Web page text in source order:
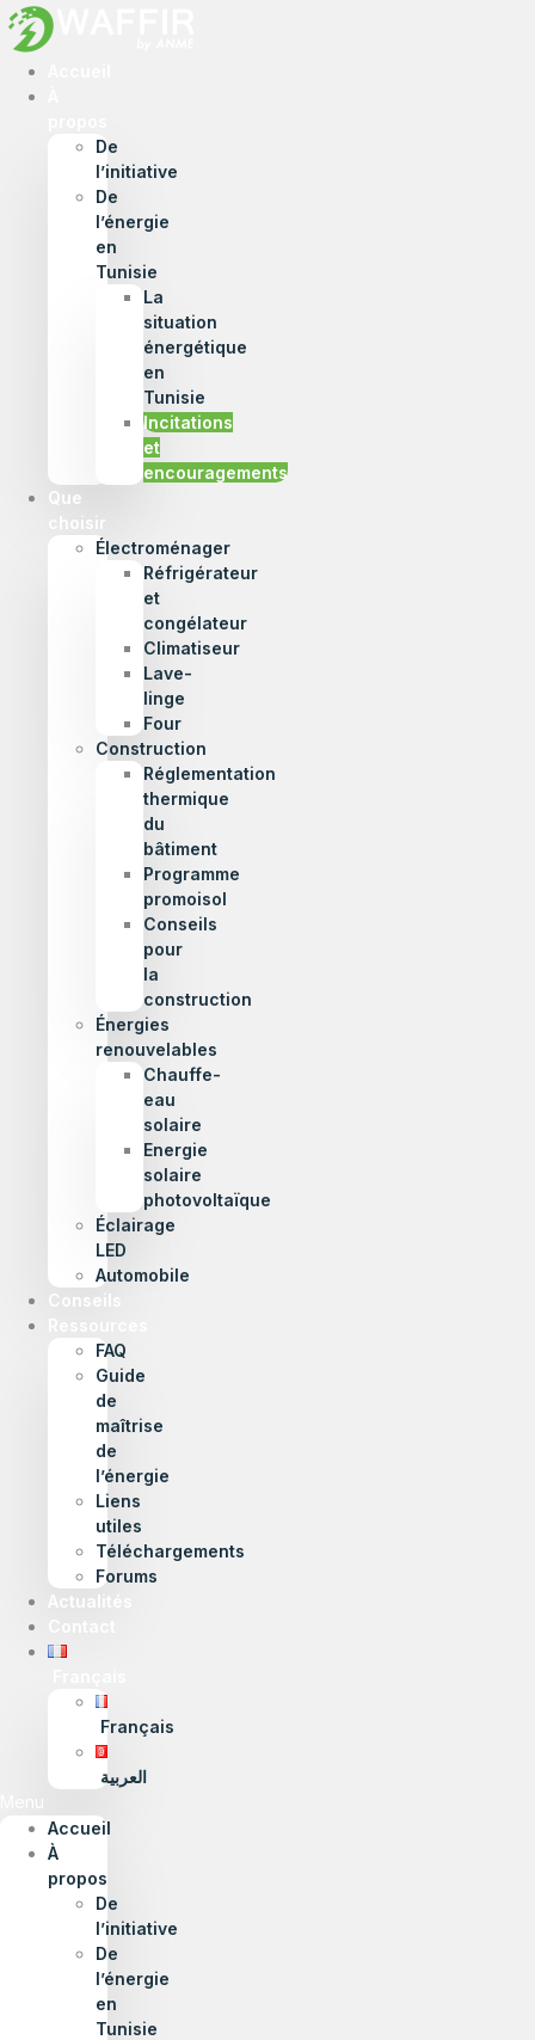
De
l’initiative
De
l’énergie
en
Tunisie
La
situation
énergétique
en
Tunisie
Incitations
et
encouragements
Que
choisir
Électroménager
Réfrigérateur
et
congélateur
Climatiseur
Lave-
linge
Four
Construction
Réglementation
thermique
du
bâtiment
Programme
promoisol
Conseils
pour
la
construction
Énergies
renouvelables
Chauffe-
eau
solaire
Energie
solaire
photovoltaïque
Éclairage
LED
Automobile
Conseils
FAQ
Guide
de
maîtrise
de
l’énergie
Liens
utiles
Téléchargements
Forums
Actualités
Français
العربية
Accueil
À
propos
De
l’initiative
De
l’énergie
en
Tunisie